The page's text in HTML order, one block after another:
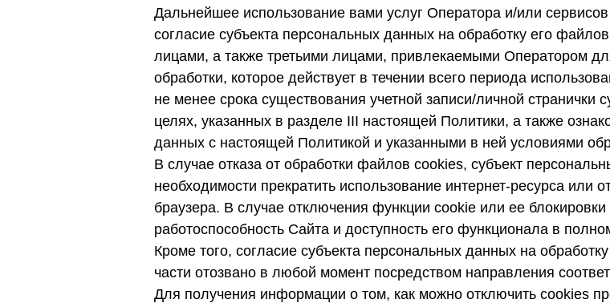
Дальнейшее использование вами услуг Оператора и/или
согласие субъекта персональных данных на обработку его
лицами, а также третьими лицами, привлекаемыми Оператором
обработки, которое действует в течении всего периода
не менее срока существования учетной записи/личной странички
целях, указанных в разделе III настоящей Политики, а также
данных с настоящей Политикой и указанными в ней условиями
В случае отказа от обработки файлов cookies, субъект
необходимости прекратить использование интернет-ресурса или
браузера. В случае отключения функции cookie или ее
работоспособность Сайта и доступность его функционала в
Кроме того, согласие субъекта персональных данных на
части отозвано в любой момент посредством направления
Для получения информации о том, как можно отключить cookies